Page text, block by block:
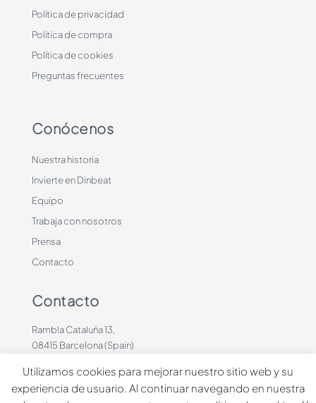
Política de privacidad
Política de compra
Política de cookies
Preguntas frecuentes
Conócenos
Nuestra historia
Invierte en Dinbeat
Equipo
Trabaja con nosotros
Prensa
Contacto
Contacto
Rambla Cataluña 13,
08415 Barcelona (Spain)
contacto@dinbeat.com
Utilizamos cookies para mejorar nuestro sitio web y su
experiencia de usuario. Al continuar navegando en nuestra